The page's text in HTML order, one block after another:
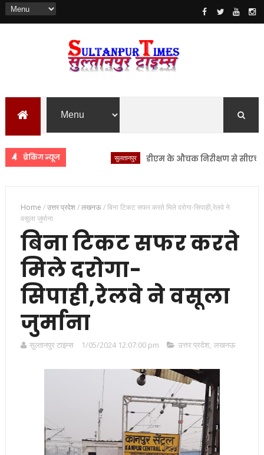
ब्रेकिंग न्यूज डीएम के औचक निरीक्षण से सीएचसी
Home /उत्तर प्रदेश/लखनऊ/बिना टिकट सफर करते मिले दरोगा-सिपाही,रेलवे ने
वसूला जुर्माना
बिना टिकट सफर करते
मिले दरोगा-
सिपाही,रेलवे ने वसूला
जुर्माना
सुल्तानपुर टाइम्स 1/05/2024 12:07:00 pm उत्तर प्रदेश, लखनऊ